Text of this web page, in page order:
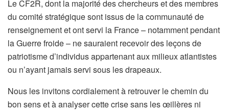
Le CF2R, dont la majorité des chercheurs et des membres
du comité stratégique sont issus de la communauté de
renseignement et ont servi la France – notamment pendant
la Guerre froide – ne sauraient recevoir des leçons de
patriotisme d’individus appartenant aux milieux atlantistes
ou n’ayant jamais servi sous les drapeaux.
Nous les invitons cordialement à retrouver le chemin du
bon sens et à analyser cette crise sans les œillères ni